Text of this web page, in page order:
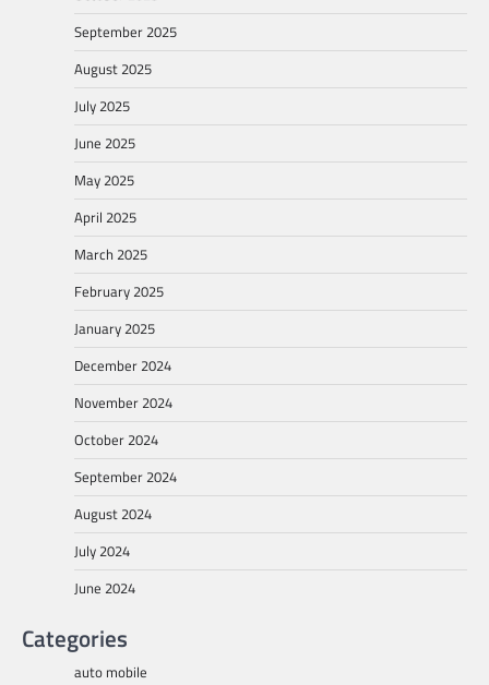
September 2025
August 2025
July 2025
June 2025
May 2025
April 2025
March 2025
February 2025
January 2025
December 2024
November 2024
October 2024
September 2024
August 2024
July 2024
June 2024
Categories
auto mobile